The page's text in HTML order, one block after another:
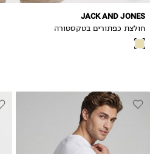
JACK AND JONES
חולצת כפתורים בטקסטורה